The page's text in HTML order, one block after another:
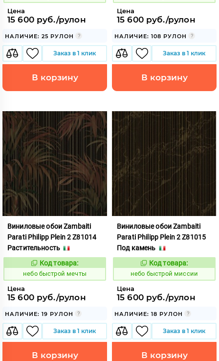
Цена
15 600 руб./рулон
НАЛИЧИЕ: 25 РУЛОН
Заказ в 1 клик
В корзину
Цена
15 600 руб./рулон
НАЛИЧИЕ: 108 РУЛОН
Заказ в 1 клик
В корзину
Виниловые обои Zambaiti
Parati Philipp Plein 2 Z81014
Растительность
1110426
Код товара:
небо быстрой мечты
Цена
15 600 руб./рулон
НАЛИЧИЕ: 19 РУЛОН
Заказ в 1 клик
В корзину
Виниловые обои Zambaiti
Parati Philipp Plein 2 Z81015
Под камень
1110427
Код товара:
небо быстрой миссии
Цена
15 600 руб./рулон
НАЛИЧИЕ: 18 РУЛОН
Заказ в 1 клик
В корзину